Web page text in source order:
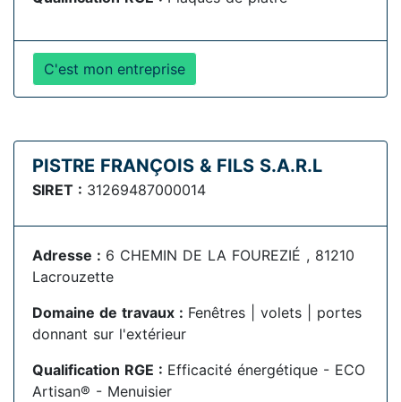
C'est mon entreprise
PISTRE FRANÇOIS & FILS S.A.R.L
SIRET : 31269487000014
Adresse : 6 CHEMIN DE LA FOUREZIÉ , 81210
Lacrouzette
Domaine de travaux : Fenêtres | volets | portes
donnant sur l'extérieur
Qualification RGE : Efficacité énergétique - ECO
Artisan® - Menuisier